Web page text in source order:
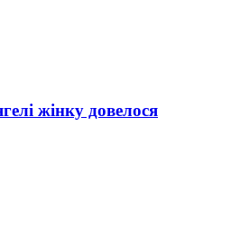
жінку довелося